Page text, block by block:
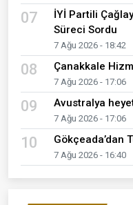
07
İYİ Partili
Süreci Sordu
7 Ağu 2026 - 18:42
08 Çanakkale
7 Ağu 2026 - 17:06
09 Avustralya
7 Ağu 2026 - 17:06
10 Gökçeada’dan
7 Ağu 2026 - 16:40